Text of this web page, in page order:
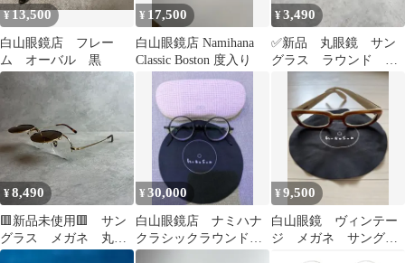
¥13,500
白山眼鏡店 フレー
ム オーバル 黒
¥ 17,500
白山眼鏡店 Namihana
Classic Boston 度入り
¥3,490
✅新品 丸眼鏡 サン
グラス ラウンド オ
ーバル ブラック ブ
ラウンデミ W2
¥8,490
🟥新品未使用🟥 サン
グラス メガネ 丸メ
ガネ ラウンド 跳ね
¥30,000
白山眼鏡店 ナミハナ
クラシックラウンド
（各部位サイズ詳細に
¥9,500
白山眼鏡 ヴィンテー
ジ メガネ サングラ